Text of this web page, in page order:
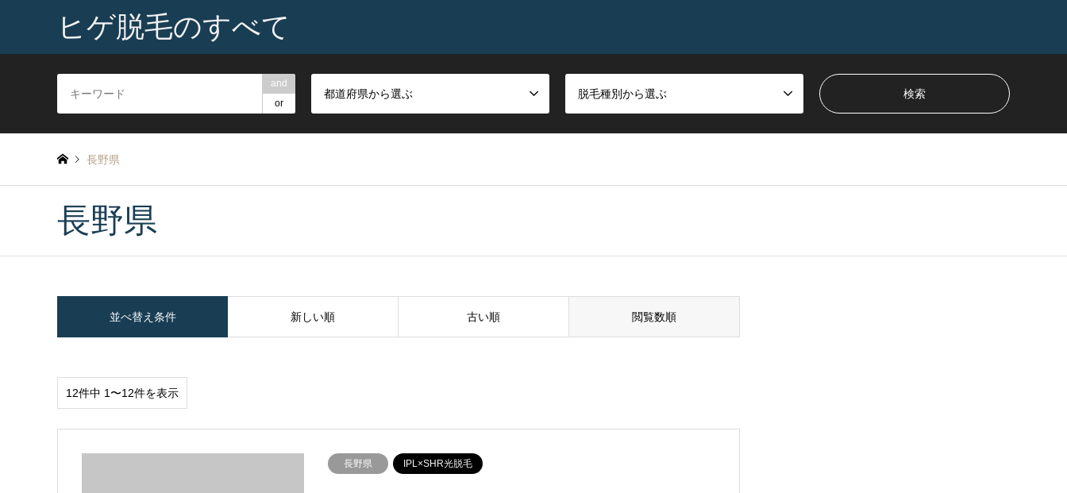
ヒゲ脱毛のすべて
and
or
都道府県から選ぶ 脱毛種別から選ぶ
長野県
長野県
並べ替え条件 新しい順 古い順 閲覧数順
12件中 1〜12件を表示
長野県 IPL×SHR光脱毛